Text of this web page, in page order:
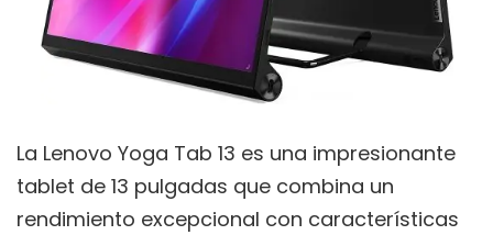
La Lenovo Yoga Tab 13 es una impresionante
tablet de 13 pulgadas que combina un
rendimiento excepcional con características